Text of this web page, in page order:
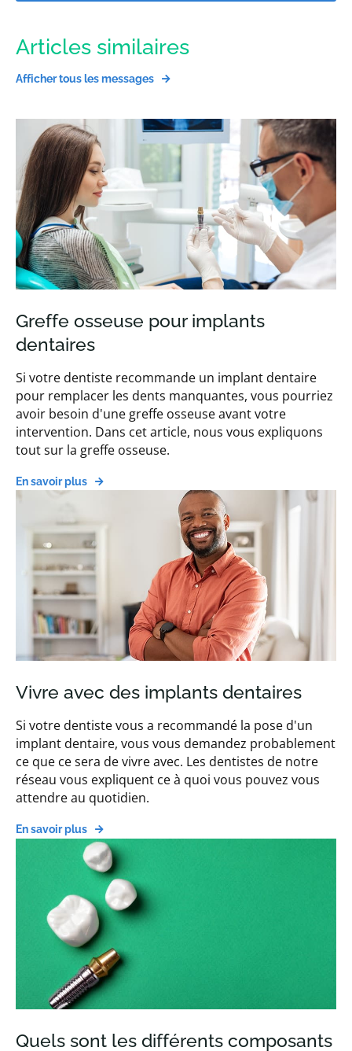
Articles similaires
Afficher tous les messages
Greffe osseuse pour implants
dentaires
Si votre dentiste recommande un implant dentaire
pour remplacer les dents manquantes, vous pourriez
avoir besoin d'une greffe osseuse avant votre
intervention. Dans cet article, nous vous expliquons
tout sur la greffe osseuse.
En savoir plus
Vivre avec des implants dentaires
Si votre dentiste vous a recommandé la pose d'un
implant dentaire, vous vous demandez probablement
ce que ce sera de vivre avec. Les dentistes de notre
réseau vous expliquent ce à quoi vous pouvez vous
attendre au quotidien.
En savoir plus
Quels sont les différents composants